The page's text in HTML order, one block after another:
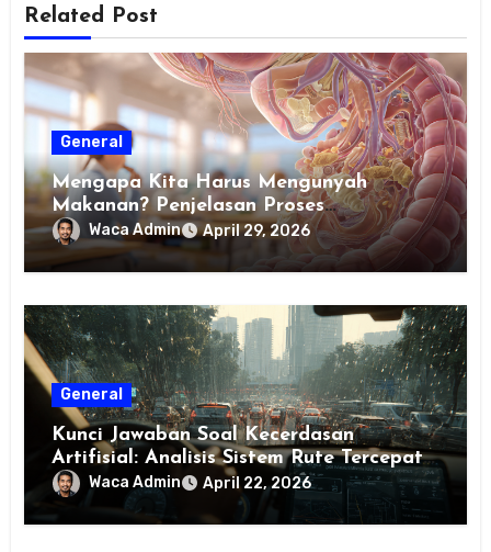
Related Post
General
Mengapa Kita Harus Mengunyah
Makanan? Penjelasan Proses
Pencernaan pada Manusia untuk Siswa
SD
Waca Admin April 29, 2026
General
Kunci Jawaban Soal Kecerdasan
Artifisial: Analisis Sistem Rute Tercepat
Berbasis Data dan Pembelajaran Mesin
Waca Admin April 22, 2026